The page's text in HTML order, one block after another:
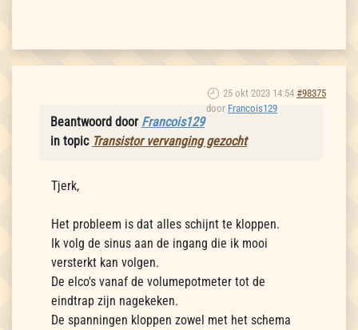
25 okt 2023 14:54 #98375
door Francois129
Beantwoord door Francois129
in topic Transistor vervanging gezocht
Tjerk,
Het probleem is dat alles schijnt te kloppen.
Ik volg de sinus aan de ingang die ik mooi
versterkt kan volgen.
De elco's vanaf de volumepotmeter tot de
eindtrap zijn nagekeken.
De spanningen kloppen zowel met het schema